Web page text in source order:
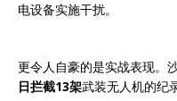
电设备实施干扰。
更令人自豪的是实战表现。
日拦截13架武装无人机的纪